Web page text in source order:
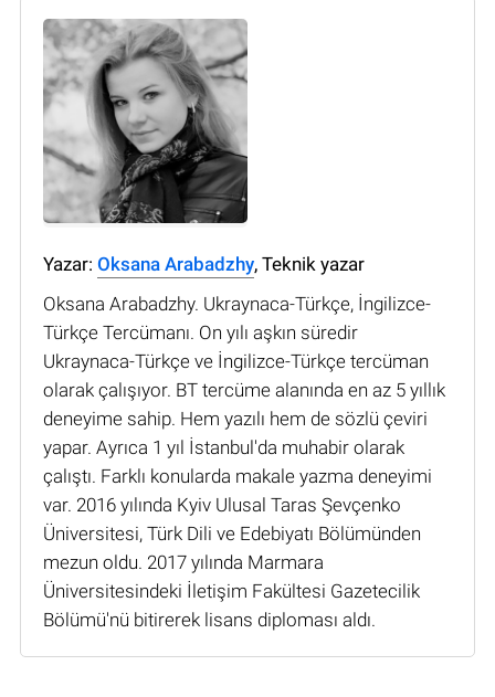
Yazar: Oksana Arabadzhy, Teknik yazar
Oksana Arabadzhy. Ukraynaca-Türkçe, İngilizce-
Türkçe Tercümanı. On yılı aşkın süredir
Ukraynaca-Türkçe ve İngilizce-Türkçe tercüman
olarak çalışıyor. BT tercüme alanında en az 5 yıllık
deneyime sahip. Hem yazılı hem de sözlü çeviri
yapar. Ayrıca 1 yıl İstanbul'da muhabir olarak
çalıştı. Farklı konularda makale yazma deneyimi
var. 2016 yılında Kyiv Ulusal Taras Şevçenko
Üniversitesi, Türk Dili ve Edebiyatı Bölümünden
mezun oldu. 2017 yılında Marmara
Üniversitesindeki İletişim Fakültesi Gazetecilik
Bölümü'nü bitirerek lisans diploması aldı.